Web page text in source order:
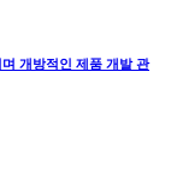
개방적인 제품 개발 관